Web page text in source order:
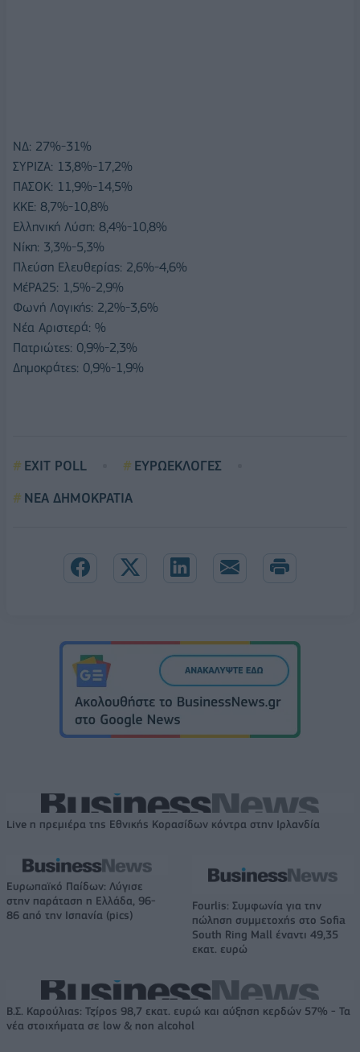
ΝΔ: 27%-31%
ΣΥΡΙΖΑ: 13,8%-17,2%
ΠΑΣΟΚ: 11,9%-14,5%
ΚΚΕ: 8,7%-10,8%
Ελληνική Λύση: 8,4%-10,8%
Νίκη: 3,3%-5,3%
Πλεύση Ελευθερίας: 2,6%-4,6%
ΜέΡΑ25: 1,5%-2,9%
Φωνή Λογικής: 2,2%-3,6%
Νέα Αριστερά: %
Πατριώτες: 0,9%-2,3%
Δημοκράτες: 0,9%-1,9%
EXIT POLL
ΕΥΡΩΕΚΛΟΓΕΣ
ΝΕΑ ΔΗΜΟΚΡΑΤΙΑ
Live η πρεμιέρα της Εθνικής Κορασίδων κόντρα στην Ιρλανδία
Ευρωπαϊκό Παίδων: Λύγισε
στην παράταση η Ελλάδα, 96-
86 από την Ισπανία (pics)
Fourlis: Συμφωνία για την
πώληση συμμετοχής στο Sofia
South Ring Mall έναντι 49,35
εκατ. ευρώ
Β.Σ. Καρούλιας: Τζίρος 98,7 εκατ. ευρώ και αύξηση κερδών 57% - Τα
νέα στοιχήματα σε low & non alcohol